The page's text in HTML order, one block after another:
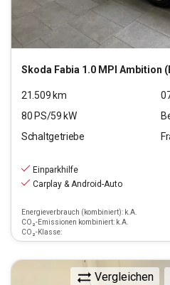
Skoda Fabia 1.0 MPI Ambition
21.509 km
80 PS/59 kW
Schaltgetriebe
Einparkhilfe
Carplay & Android-Auto
Energieverbrauch (kombiniert): k.A.
CO₂-Emissionen kombiniert: k.A.
CO₂-Klasse:
Vergleichen